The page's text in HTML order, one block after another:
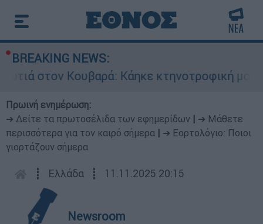
BREAKING NEWS:
στον Κουβαρά: Κάηκε κτηνοτροφική μονάδα
Πρωινή ενημέρωση:
➔ Δείτε τα πρωτοσέλιδα των εφημερίδων
➔ Μάθετε
περισσότερα για τον καιρό σήμερα
➔ Εορτολόγιο: Ποιοι
γιορτάζουν σήμερα
┋ Ελλάδα ┋ 11.11.2025 20:15
Newsroom